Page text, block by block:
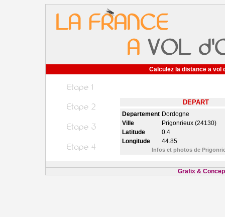
Calculez la distance a vol
DEPART
Departement Dordogne
Ville
Prigonrieux (24130)
Latitude
0.4
Longitude
44.85
Infos et photos de
Grafix &